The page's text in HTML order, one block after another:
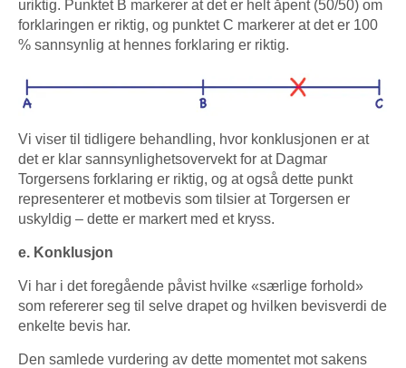
uriktig. Punktet B markerer at det er helt åpent (50/50) om
forklaringen er riktig, og punktet C markerer at det er 100
% sannsynlig at hennes forklaring er riktig.
Vi viser til tidligere behandling, hvor konklusjonen er at
det er klar sannsynlighetsovervekt for at Dagmar
Torgersens forklaring er riktig, og at også dette punkt
representerer et motbevis som tilsier at Torgersen er
uskyldig – dette er markert med et kryss.
e. Konklusjon
Vi har i det foregående påvist hvilke «særlige forhold»
som refererer seg til selve drapet og hvilken bevisverdi de
enkelte bevis har.
Den samlede vurdering av dette momentet mot sakens